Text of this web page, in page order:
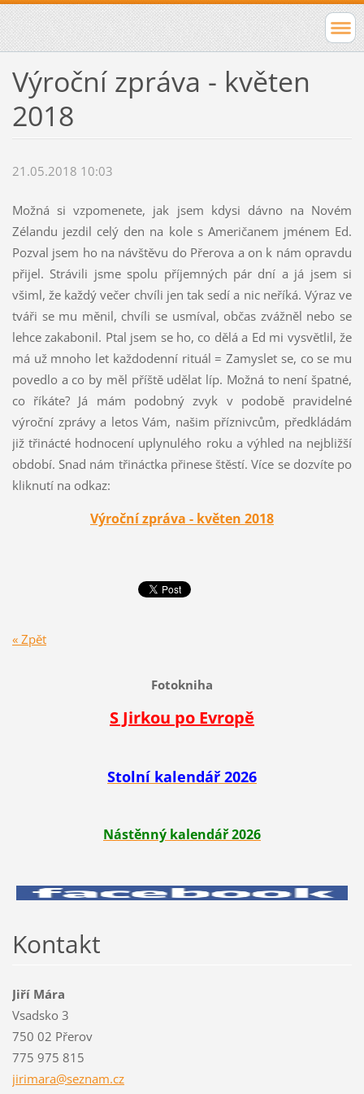
Výroční zpráva - květen
2018
21.05.2018 10:03
Možná si vzpomenete, jak jsem kdysi dávno na Novém
Zélandu jezdil celý den na kole s Američanem jménem Ed.
Pozval jsem ho na návštěvu do Přerova a on k nám opravdu
přijel. Strávili jsme spolu příjemných pár dní a já jsem si
všiml, že každý večer chvíli jen tak sedí a nic neříká. Výraz ve
tváři se mu měnil, chvíli se usmíval, občas zvážněl nebo se
lehce zakabonil. Ptal jsem se ho, co dělá a Ed mi vysvětlil, že
má už mnoho let každodenní rituál = Zamyslet se, co se mu
povedlo a co by měl příště udělat líp. Možná to není špatné,
co říkáte? Já mám podobný zvyk v podobě pravidelné
výroční zprávy a letos Vám, našim příznivcům, předkládám
již třinácté hodnocení uplynulého roku a výhled na nejbližší
období. Snad nám třináctka přinese štěstí. Více se dozvíte po
kliknutí na odkaz:
Výroční zpráva - květen 2018
« Zpět
Fotokniha
S Jirkou po Evropě
Stolní kalendář 2026
Nástěnný kalendář 2026
Kontakt
Jiří Mára
Vsadsko 3
750 02 Přerov
775 975 815
jirimara@seznam.cz